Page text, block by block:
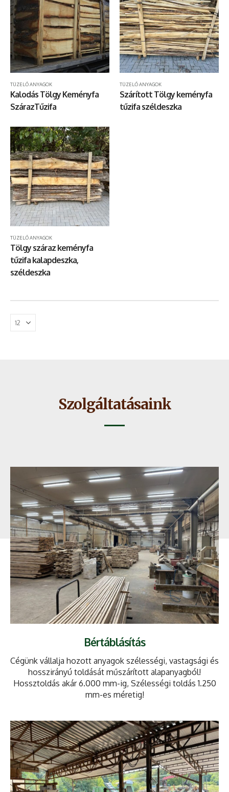
TÜZELŐ ANYAGOK
Kalodás Tölgy Keményfa
SzárazTűzifa
TÜZELŐ ANYAGOK
Szárított Tölgy keményfa
tűzifa széldeszka
TÜZELŐ ANYAGOK
Tölgy száraz keményfa
tűzifa kalapdeszka,
széldeszka
Szolgáltatásaink
Bértáblásítás
Cégünk vállalja hozott anyagok szélességi, vastagsági és
hosszirányú toldását műszárított alapanyagból!
Hossztoldás akár 6.000 mm-ig, Szélességi toldás 1.250
mm-es méretig!